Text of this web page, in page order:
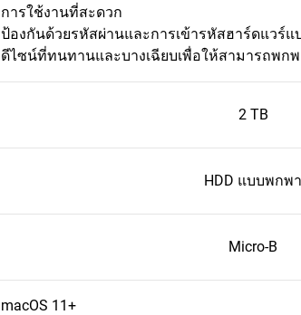
การใช้งานที่สะดวก
ป้องกันด้วยรหัสผ่านและการเข้ารหัสฮาร์ดแวร์แ
ดีไซน์ที่ทนทานและบางเฉียบเพื่อให้สามารถพ
2 TB
HDD แบบพกพา
Micro-B
macOS 11+